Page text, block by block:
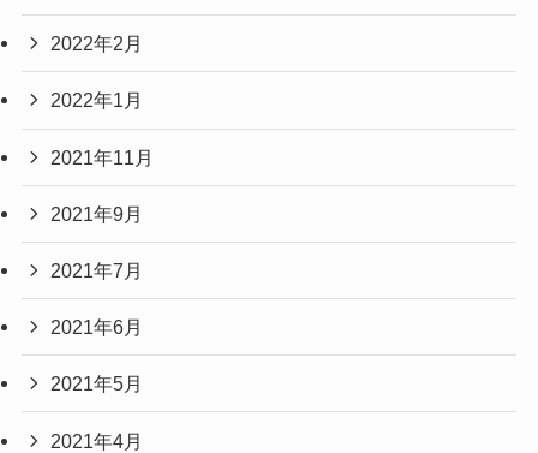
2022年2月
2022年1月
2021年11月
2021年9月
2021年7月
2021年6月
2021年5月
2021年4月